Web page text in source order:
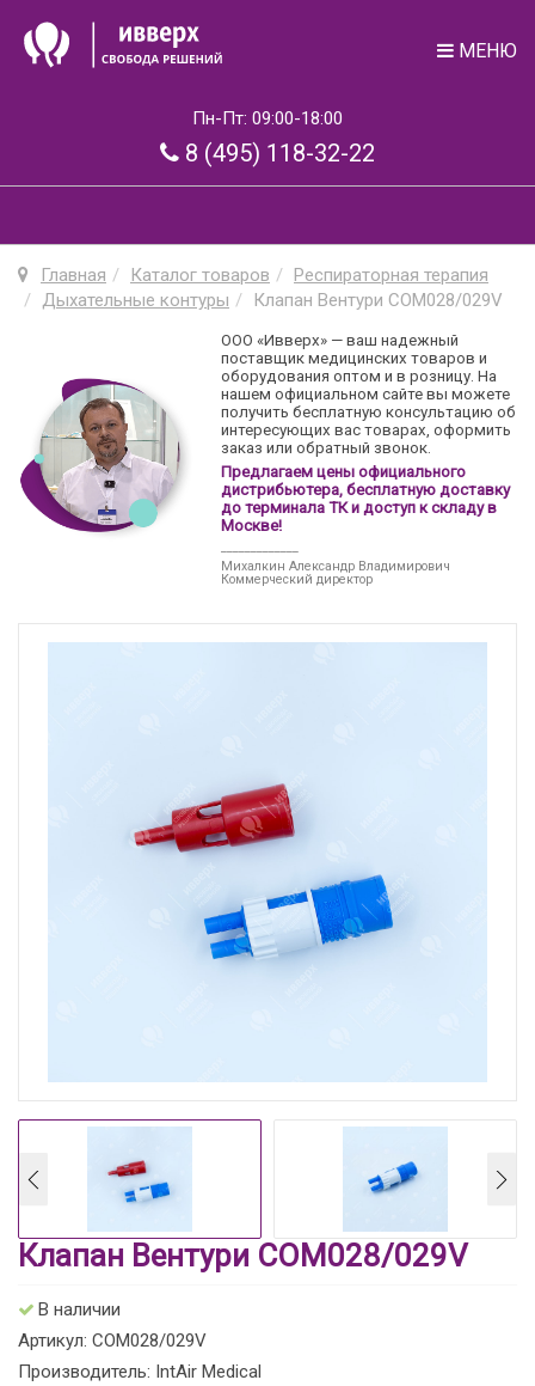
МЕНЮ
Пн-Пт: 09:00-18:00
8 (495) 118-32-22
Главная Каталог товаров
Респираторная терапия
Дыхательные контуры
Клапан Вентури COM028/029V
ООО «Ивверх» — ваш надежный
поставщик медицинских товаров и
оборудования оптом и в розницу. На
нашем официальном сайте вы можете
получить бесплатную консультацию об
интересующих вас товарах, оформить
заказ или обратный звонок.
Предлагаем цены официального
дистрибьютера, бесплатную доставку
до терминала ТК и доступ к складу в
Москве!
Михалкин Александр Владимирович
Коммерческий директор
Клапан Вентури COM028/029V
В наличии
Артикул: COM028/029V
Производитель: IntAir Medical